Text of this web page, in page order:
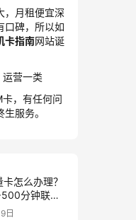
，月租便宜深
口碑，所以如
卡指南网站诞
运营一类
，有任何问
服务。
怎么办理？
分钟联通
日